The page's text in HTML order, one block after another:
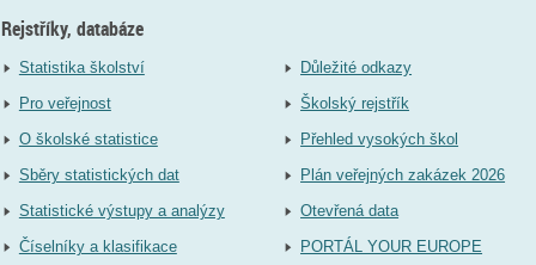
Rejstříky, databáze
Statistika školství
Pro veřejnost
O školské statistice
Sběry statistických dat
Statistické výstupy a analýzy
Číselníky a klasifikace
Důležité odkazy
Školský rejstřík
Přehled vysokých škol
Plán veřejných zakázek 2026
Otevřená data
PORTÁL YOUR EUROPE